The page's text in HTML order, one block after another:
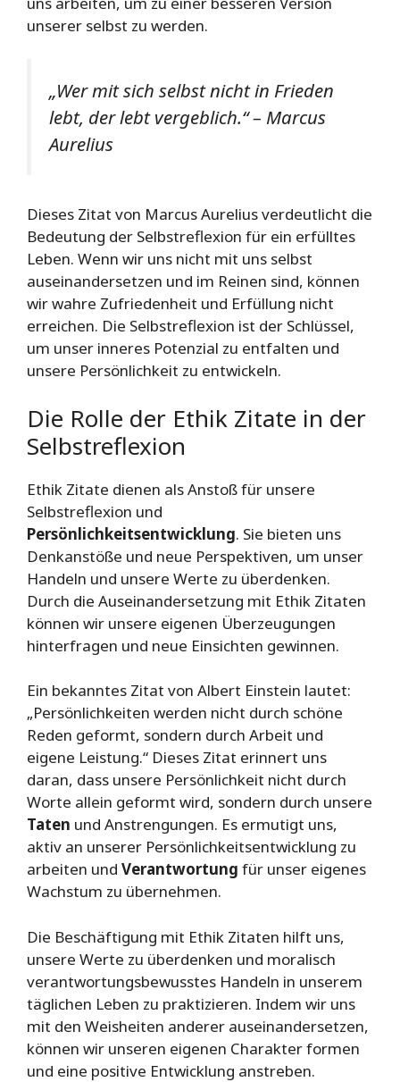
unserer selbst zu werden.
„Wer mit sich selbst nicht in Frieden
lebt, der lebt vergeblich.“ – Marcus
Aurelius
Dieses Zitat von Marcus Aurelius verdeutlicht die
Bedeutung der Selbstreflexion für ein erfülltes
Leben. Wenn wir uns nicht mit uns selbst
auseinandersetzen und im Reinen sind, können
wir wahre Zufriedenheit und Erfüllung nicht
erreichen. Die Selbstreflexion ist der Schlüssel,
um unser inneres Potenzial zu entfalten und
unsere Persönlichkeit zu entwickeln.
Die Rolle der Ethik Zitate in der
Selbstreflexion
Ethik Zitate dienen als Anstoß für unsere
Selbstreflexion und
Persönlichkeitsentwicklung. Sie bieten uns
Denkanstöße und neue Perspektiven, um unser
Handeln und unsere Werte zu überdenken.
Durch die Auseinandersetzung mit Ethik Zitaten
können wir unsere eigenen Überzeugungen
hinterfragen und neue Einsichten gewinnen.
Ein bekanntes Zitat von Albert Einstein lautet:
„Persönlichkeiten werden nicht durch schöne
Reden geformt, sondern durch Arbeit und
eigene Leistung.“ Dieses Zitat erinnert uns
daran, dass unsere Persönlichkeit nicht durch
Worte allein geformt wird, sondern durch unsere
Taten und Anstrengungen. Es ermutigt uns,
aktiv an unserer Persönlichkeitsentwicklung zu
arbeiten und Verantwortung für unser eigenes
Wachstum zu übernehmen.
Die Beschäftigung mit Ethik Zitaten hilft uns,
unsere Werte zu überdenken und moralisch
verantwortungsbewusstes Handeln in unserem
täglichen Leben zu praktizieren. Indem wir uns
mit den Weisheiten anderer auseinandersetzen,
können wir unseren eigenen Charakter formen
und eine positive Entwicklung anstreben.